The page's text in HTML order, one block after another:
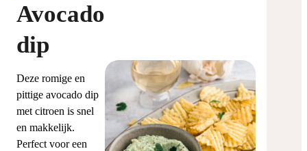
Avocado
dip
Deze romige en
pittige avocado dip
met citroen is snel
en makkelijk.
Perfect voor een